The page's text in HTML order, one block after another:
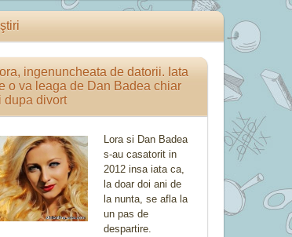
ingenuncheata de datorii. Iata
o va leaga de Dan Badea chiar
dupa divort
Lora si Dan Badea
s-au casatorit in
2012 insa iata ca,
la doar doi ani de
la nunta, se afla la
un pas de
despartire.